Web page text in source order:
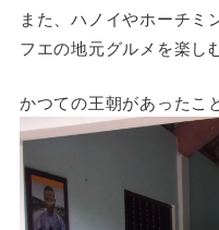
また、ハノイやホーチミ
フエの地元グルメを楽し
かつての王朝があったこ